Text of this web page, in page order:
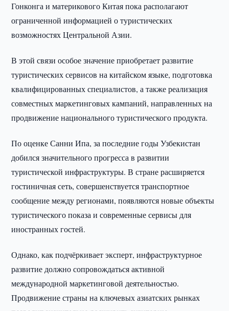
Гонконга и материкового Китая пока располагают
ограниченной информацией о туристических
возможностях Центральной Азии.
В этой связи особое значение приобретает развитие
туристических сервисов на китайском языке, подготовка
квалифицированных специалистов, а также реализация
совместных маркетинговых кампаний, направленных на
продвижение национального туристического продукта.
По оценке Санни Ипа, за последние годы Узбекистан
добился значительного прогресса в развитии
туристической инфраструктуры. В стране расширяется
гостиничная сеть, совершенствуется транспортное
сообщение между регионами, появляются новые объекты
туристического показа и современные сервисы для
иностранных гостей.
Однако, как подчёркивает эксперт, инфраструктурное
развитие должно сопровождаться активной
международной маркетинговой деятельностью.
Продвижение страны на ключевых азиатских рынках